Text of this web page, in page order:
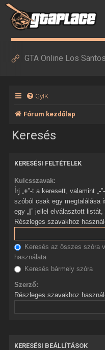
GTA Online Los
GyIK
Fórum kezdőlap
Keresés
KERESÉSI FELTÉTELEK
Kulcsszavak:
Írj „ +”-t a keresett, valamint „ -”-
szóból csak egy megtalálása
egy „ |” jellel elválasztott
Részleges szavakhoz
Keresés az összes szóra
használata
Keresés bármely szóra
Szerző:
Részleges szavakhoz
KERESÉSI BEÁLLÍTÁSOK